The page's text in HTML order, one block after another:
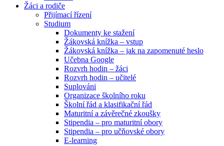
Žáci a rodiče
Přijímací řízení
Studium
Dokumenty ke stažení
Žákovská knížka – vstup
Žákovská knížka – jak na zapomenuté heslo
Učebna Google
Rozvrh hodin – žáci
Rozvrh hodin – učitelé
Suplováni
Organizace školního roku
Školní řád a klasifikační řád
Maturitní a závěrečné zkoušky
Stipendia – pro maturitní obory
Stipendia – pro učňovské obory
E-learning